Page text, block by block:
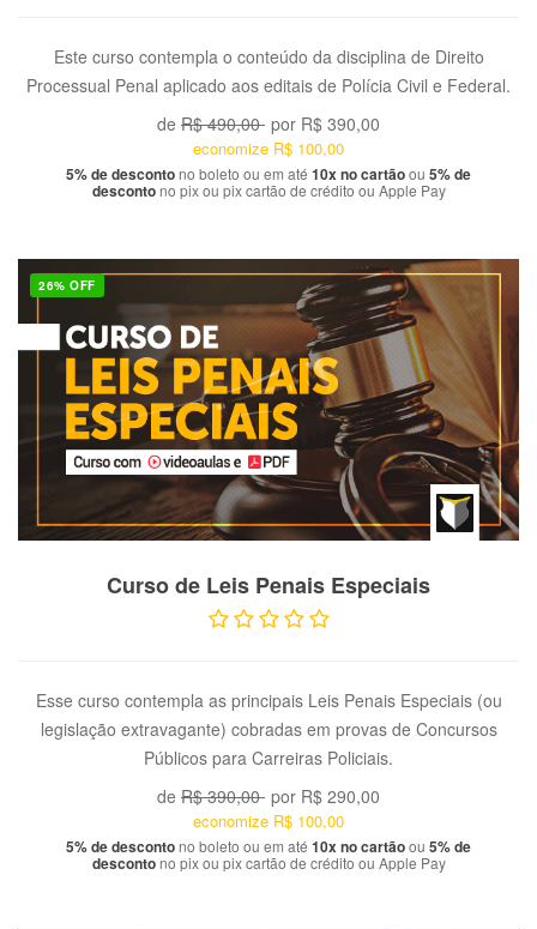
Este curso contempla o conteúdo da disciplina de Direito
Processual Penal aplicado aos editais de Polícia Civil e Federal.
de R$ 490,00 por R$ 390,00
economize R$ 100,00
5% de descontono boleto ou em até 10x no cartãoou 5% de
descontono pix ou pix cartão de crédito ou Apple Pay
26% OFF
Curso de Leis Penais Especiais
Esse curso contempla as principais Leis Penais Especiais (ou
legislação extravagante) cobradas em provas de Concursos
Públicos para Carreiras Policiais.
de R$ 390,00 por R$ 290,00
economize R$ 100,00
5% de descontono boleto ou em até 10x no cartãoou 5% de
descontono pix ou pix cartão de crédito ou Apple Pay